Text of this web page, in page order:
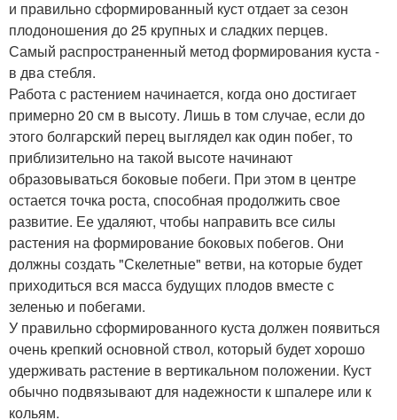
и правильно сформированный куст отдает за сезон
плодоношения до 25 крупных и сладких перцев.
Самый распространенный метод формирования куста -
в два стебля.
Работа с растением начинается, когда оно достигает
примерно 20 см в высоту. Лишь в том случае, если до
этого болгарский перец выглядел как один побег, то
приблизительно на такой высоте начинают
образовываться боковые побеги. При этом в центре
остается точка роста, способная продолжить свое
развитие. Ее удаляют, чтобы направить все силы
растения на формирование боковых побегов. Они
должны создать "Скелетные" ветви, на которые будет
приходиться вся масса будущих плодов вместе с
зеленью и побегами.
У правильно сформированного куста должен появиться
очень крепкий основной ствол, который будет хорошо
удерживать растение в вертикальном положении. Куст
обычно подвязывают для надежности к шпалере или к
кольям.